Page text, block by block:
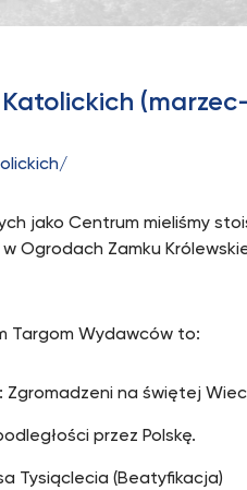
jako Centrum mieliśmy
Ogrodach Zamku
Targom Wydawców to:
Zgromadzeni na świętej
przez Polskę.
Tysiąclecia (Beatyfikacja)